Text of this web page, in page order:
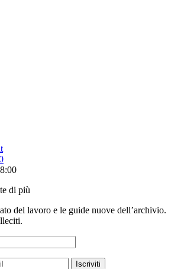
di più
del lavoro e le guide nuove dell’archivio.
Iscriviti